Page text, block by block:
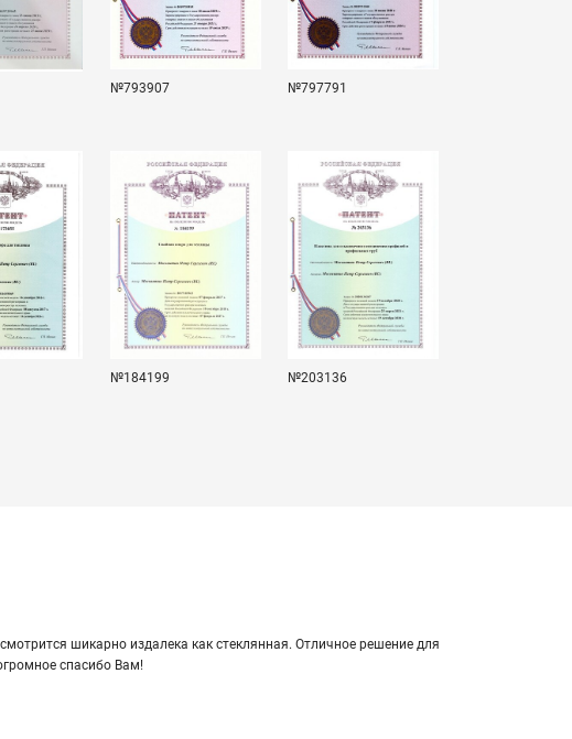
№793907 №797791
№184199 №203136
№203539
ши­кар­но из­да­ле­ка как стек­лян­ная. От­лич­ное ре­ше­ние для
спа­си­бо Вам!